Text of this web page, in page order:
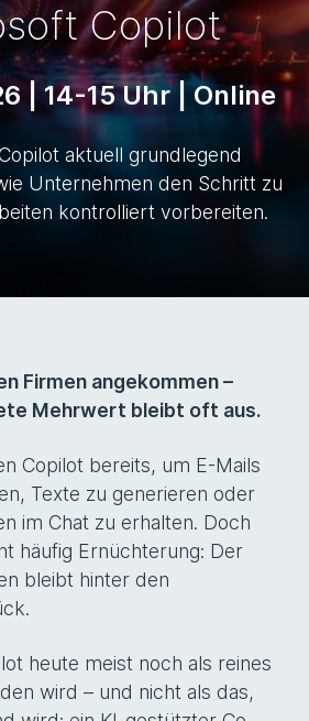
Copilot
| 14-15 Uhr | Online
aktuell grundlegend
Unternehmen den Schritt zu
kontrolliert vorbereiten.
Firmen angekommen –
Mehrwert bleibt oft aus.
Copilot bereits, um E-Mails
Texte zu generieren oder
im Chat zu erhalten. Doch
häufig Ernüchterung: Der
bleibt hinter den
heute meist noch als reines
wird – und nicht als das,